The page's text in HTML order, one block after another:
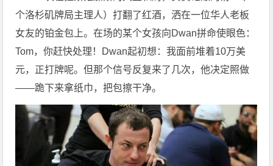
个洛杉矶牌局主理人）打翻了红酒，洒在一位华人老板
女友的铂金包上。在场的某个女孩向Dwan拼命使眼色：
Tom，你赶快处理！Dwan起初想：我面前堆着10万美
元，正打牌呢。但那个信号反复来了几次，他决定照做
——跪下来拿纸巾，把包擦干净。